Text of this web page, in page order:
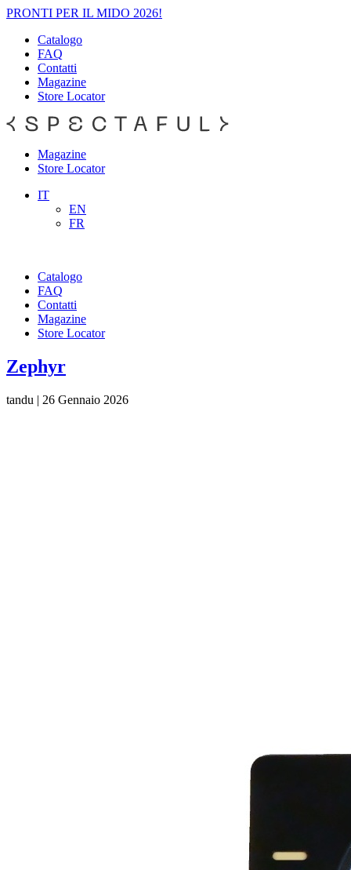
PRONTI PER IL MIDO 2026!
Catalogo
FAQ
Contatti
Magazine
Store Locator
Magazine
Store Locator
IT
EN
FR
Catalogo
FAQ
Contatti
Magazine
Store Locator
Zephyr
tandu | 26 Gennaio 2026